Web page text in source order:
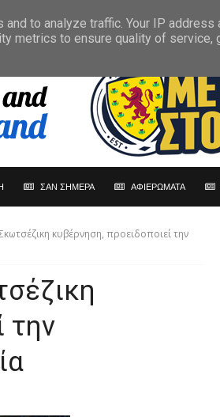
ΣΑΝ ΣΗΜΕΡΑ ΑΦΙΕΡΩΜΑΤΑ
κυβέρνηση, προειδοποιεί την
την
to analyze traffic. Your IP address
metrics to ensure quality of service,